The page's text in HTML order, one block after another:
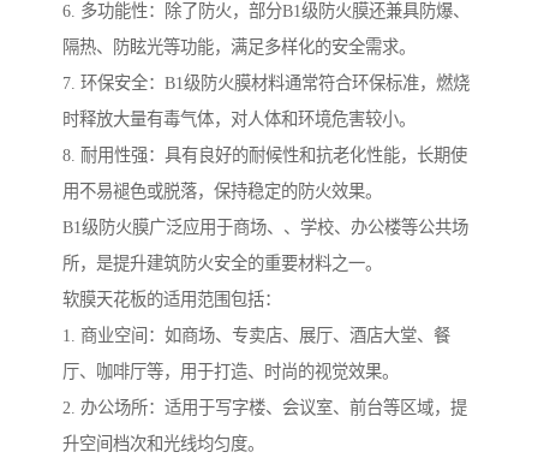
6. 多功能性：除了防火，部分B1级防火膜还兼具防爆、
隔热、防眩光等功能，满足多样化的安全需求。
7. 环保安全：B1级防火膜材料通常符合环保标准，燃烧
时释放大量有毒气体，对人体和环境危害较小。
8. 耐用性强：具有良好的耐候性和抗老化性能，长期使
用不易褪色或脱落，保持稳定的防火效果。
B1级防火膜广泛应用于商场、、学校、办公楼等公共场
所，是提升建筑防火安全的重要材料之一。
软膜天花板的适用范围包括：
1. 商业空间：如商场、专卖店、展厅、酒店大堂、餐
厅、咖啡厅等，用于打造、时尚的视觉效果。
2. 办公场所：适用于写字楼、会议室、前台等区域，提
升空间档次和光线均匀度。